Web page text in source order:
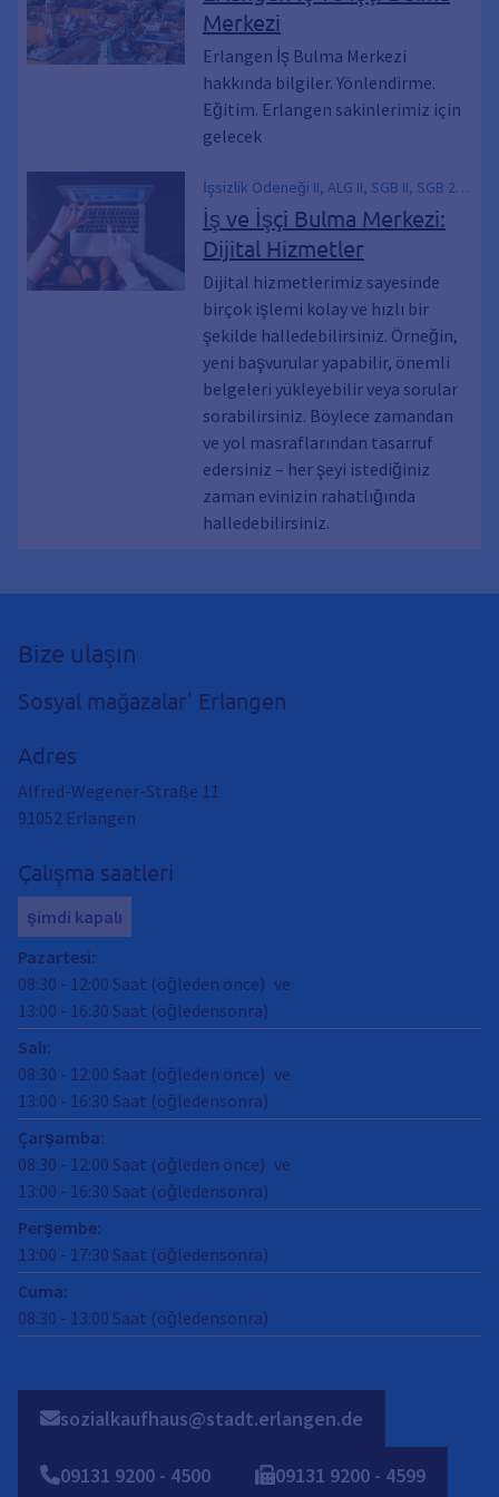
SGB 2, Hartz IV, Hartz 4, İş arama, Eğitim
Arama, İş arama, Mali yardım, Kariyer, İş
ilanı, Üniversite eğitimi, Staj, Eğitim, İş
Merkezi
Erlangen İş Bulma Merkezi
hakkında bilgiler. Yönlendirme.
Eğitim. Erlangen sakinlerimiz için
gelecek
İşsizlik Ödeneği II, ALG II, SGB II, SGB 2,
Hartz 4, Hartz IV, Yeni başvuru, Yeniden
izin başvurusu, WBA, Çevrimiçi
başvurular, Formlar, Çevrimiçi, alg 2,
İletişim Formu, Vatandaş Geliri, Belge
Yükleme, Belgeleri sunmak, Belgeleri
yükle, İletişime geçmek, Belgeleri
iletmek, Dosya Yükleme, Belgeleri
teslim etmek
İş ve İşçi Bulma Merkezi:
Dijital Hizmetler
Dijital hizmetlerimiz sayesinde
birçok işlemi kolay ve hızlı bir
şekilde halledebilirsiniz. Örneğin,
yeni başvurular yapabilir, önemli
belgeleri yükleyebilir veya sorular
sorabilirsiniz. Böylece zamandan
ve yol masraflarından tasarruf
edersiniz – her şeyi istediğiniz
zaman evinizin rahatlığında
halledebilirsiniz.
Bize ulaşın
Sosyal mağazalar' Erlangen
Adres
Alfred-Wegener-Straße 11
91052 Erlangen
Çalışma saatleri
şimdi kapalı
Pazartesi:
08:30 - 12:00 Saat (öğleden önce) ve
13:00 - 16:30 Saat (öğledensonra)
Salı:
08:30 - 12:00 Saat (öğleden önce) ve
13:00 - 16:30 Saat (öğledensonra)
Çarşamba:
08:30 - 12:00 Saat (öğleden önce) ve
13:00 - 16:30 Saat (öğledensonra)
Perşembe:
13:00 - 17:30 Saat (öğledensonra)
Cuma:
08:30 - 13:00 Saat (öğledensonra)
sozialkaufhaus@stadt.erlangen.de
09131 9200 - 4500 09131 9200 - 4599